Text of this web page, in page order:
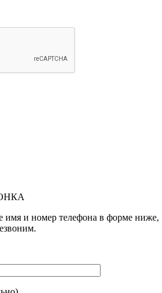
имя и номер телефона в форме ниже,